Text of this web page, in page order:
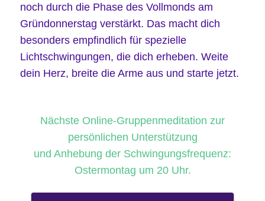
noch durch die Phase des Vollmonds am
Gründonnerstag verstärkt. Das macht dich
besonders empfindlich für spezielle
Lichtschwingungen, die dich erheben. Weite
dein Herz, breite die Arme aus und starte jetzt.
Nächste Online-Gruppenmeditation zur
persönlichen Unterstützung
und Anhebung der Schwingungsfrequenz:
Ostermontag um 20 Uhr.